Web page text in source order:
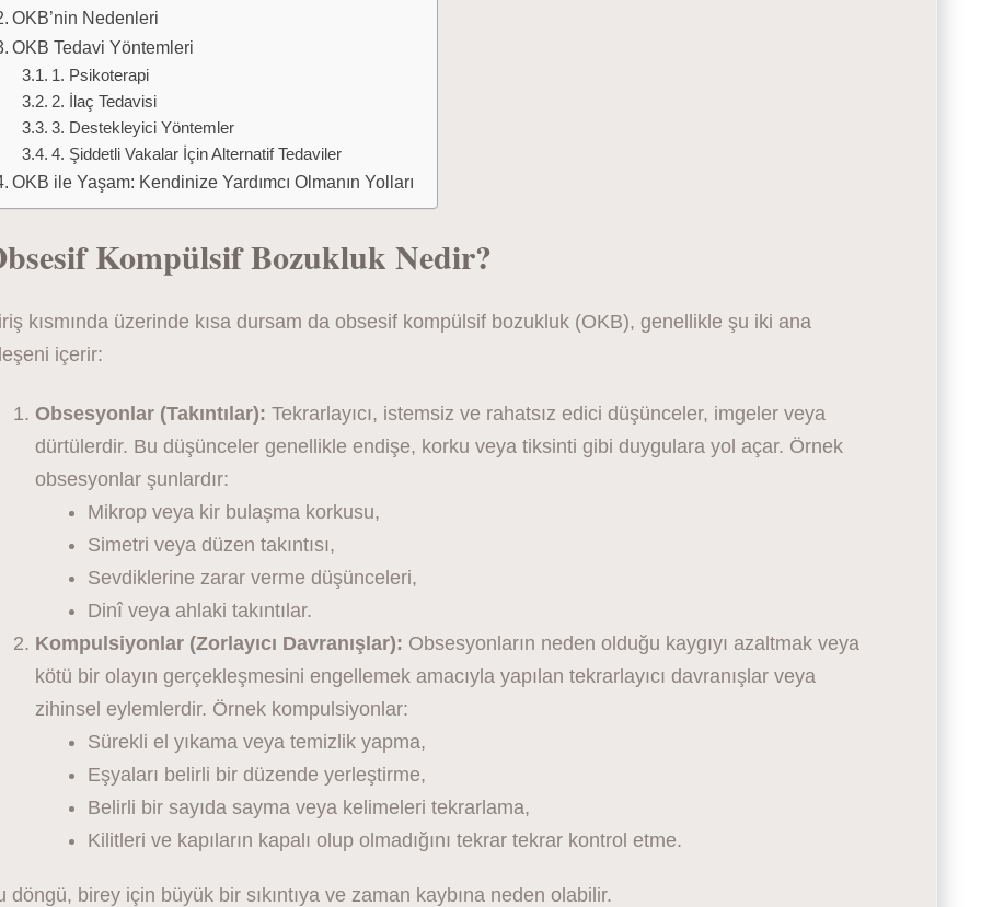
OKB’nin Nedenleri
OKB Tedavi Yöntemleri
1. Psikoterapi
2. İlaç Tedavisi
3. Destekleyici Yöntemler
4. Şiddetli Vakalar İçin Alternatif Tedaviler
OKB ile Yaşam: Kendinize Yardımcı Olmanın Yolları
Kompülsif Bozukluk Nedir?
kısmında üzerinde kısa dursam da obsesif kompülsif bozukluk (OKB), genellikle şu iki ana
içerir:
Obsesyonlar (Takıntılar): Tekrarlayıcı, istemsiz ve rahatsız edici düşünceler, imgeler veya
dürtülerdir. Bu düşünceler genellikle endişe, korku veya tiksinti gibi duygulara yol açar. Örnek
obsesyonlar şunlardır:
Mikrop veya kir bulaşma korkusu,
Simetri veya düzen takıntısı,
Sevdiklerine zarar verme düşünceleri,
Dinî veya ahlaki takıntılar.
Kompulsiyonlar (Zorlayıcı Davranışlar): Obsesyonların neden olduğu kaygıyı azaltmak veya
kötü bir olayın gerçekleşmesini engellemek amacıyla yapılan tekrarlayıcı davranışlar veya
zihinsel eylemlerdir. Örnek kompulsiyonlar:
Sürekli el yıkama veya temizlik yapma,
Eşyaları belirli bir düzende yerleştirme,
Belirli bir sayıda sayma veya kelimeleri tekrarlama,
Kilitleri ve kapıların kapalı olup olmadığını tekrar tekrar kontrol etme.
döngü, birey için büyük bir sıkıntıya ve zaman kaybına neden olabilir.